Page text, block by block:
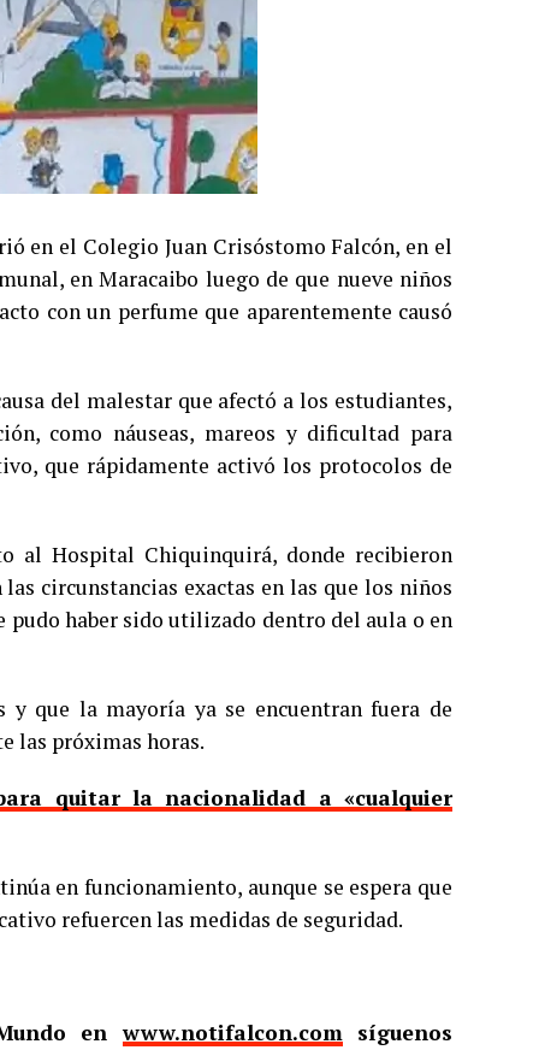
en el Colegio Juan Crisóstomo Falcón, en el
en Maracaibo luego de que nueve niños
con un perfume que aparentemente causó
del malestar que afectó a los estudiantes,
como náuseas, mareos y dificultad para
que rápidamente activó los protocolos de
al Hospital Chiquinquirá, donde recibieron
circunstancias exactas en las que los niños
pudo haber sido utilizado dentro del aula o en
y que la mayoría ya se encuentran fuera de
las próximas horas.
quitar la nacionalidad a «cualquier
en funcionamiento, aunque se espera que
refuercen las medidas de seguridad.
enwww.notifalcon.comsíguenos